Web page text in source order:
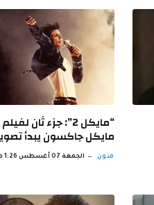
“مايكل 2”: جزء ثان
مايكل جاكسون يبدأ
فنون الجمعة 07 أغسطس 1:26 م